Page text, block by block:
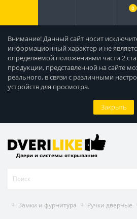
Внимание! Данный сайт носит
информационный характер и не
определяемой положениями части 2
продукции, представленной на сайте
реального, в связи с различными
устройств для просмотра.
Закрыть
0
Двери и системы открывания
Замки и фурнитура Ручки дверные